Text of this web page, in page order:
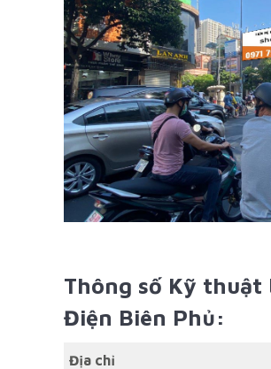
Thông số Kỹ thuật
Điện Biên Phủ:
Địa chỉ